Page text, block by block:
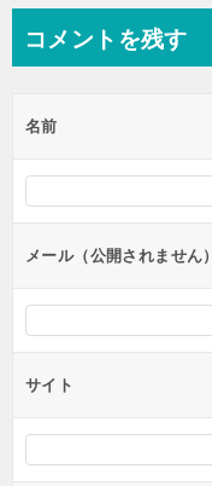
ビ
ー
シ
ン
コメントを残す
名前
メール（公開されません）
サイト